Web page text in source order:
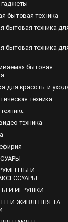
обдувает
теплового
обладают
глажки после
функция лёгкой
воздуха
гаджеты
бытовая техника
бытовая техника
бытовая техника
бытовая
для красоты и
техника
техника
И
И ИГРУШКИ
ЖИВЛЕННЯ ТА